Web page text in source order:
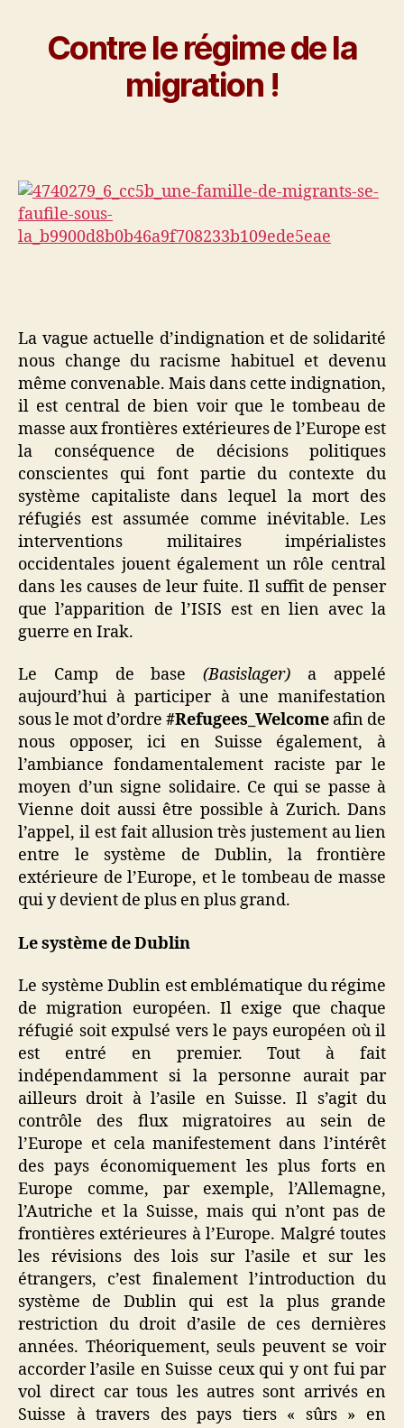
Contre le régime de la
migration !
La vague actuelle d’indignation et de solidarité
nous change du racisme habituel et devenu
même convenable. Mais dans cette indignation,
il est central de bien voir que le tombeau de
masse aux frontières extérieures de l’Europe est
la conséquence de décisions politiques
conscientes qui font partie du contexte du
système capitaliste dans lequel la mort des
réfugiés est assumée comme inévitable. Les
interventions militaires impérialistes
occidentales jouent également un rôle central
dans les causes de leur fuite. Il suffit de penser
que l’apparition de l’ISIS est en lien avec la
guerre en Irak.
Le Camp de base (Basislager) a appelé
aujourd’hui à participer à une manifestation
sous le mot d’ordre #Refugees_Welcome afin de
nous opposer, ici en Suisse également, à
l’ambiance fondamentalement raciste par le
moyen d’un signe solidaire. Ce qui se passe à
Vienne doit aussi être possible à Zurich. Dans
l’appel, il est fait allusion très justement au lien
entre le système de Dublin, la frontière
extérieure de l’Europe, et le tombeau de masse
qui y devient de plus en plus grand.
Le système de Dublin
Le système Dublin est emblématique du régime
de migration européen. Il exige que chaque
réfugié soit expulsé vers le pays européen où il
est entré en premier. Tout à fait
indépendamment si la personne aurait par
ailleurs droit à l’asile en Suisse. Il s’agit du
contrôle des flux migratoires au sein de
l’Europe et cela manifestement dans l’intérêt
des pays économiquement les plus forts en
Europe comme, par exemple, l’Allemagne,
l’Autriche et la Suisse, mais qui n’ont pas de
frontières extérieures à l’Europe. Malgré toutes
les révisions des lois sur l’asile et sur les
étrangers, c’est finalement l’introduction du
système de Dublin qui est la plus grande
restriction du droit d’asile de ces dernières
années. Théoriquement, seuls peuvent se voir
accorder l’asile en Suisse ceux qui y ont fui par
vol direct car tous les autres sont arrivés en
Suisse à travers des pays tiers « sûrs » en